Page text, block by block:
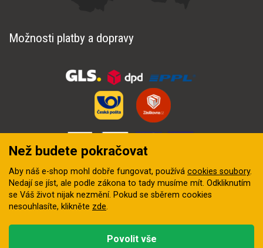
Možnosti platby a dopravy
digitální agentura FEO
Než budete pokračovat
Aby náš e-shop mohl dobře fungovat, používá cookies soubory.
Nedají se jíst, ale podle zákona to tady musíme mít. Odkliknutím
se Váš život nijak nezmění. Pokud se sběrem cookies
nesouhlasíte, klikněte zde.
Povolit vše